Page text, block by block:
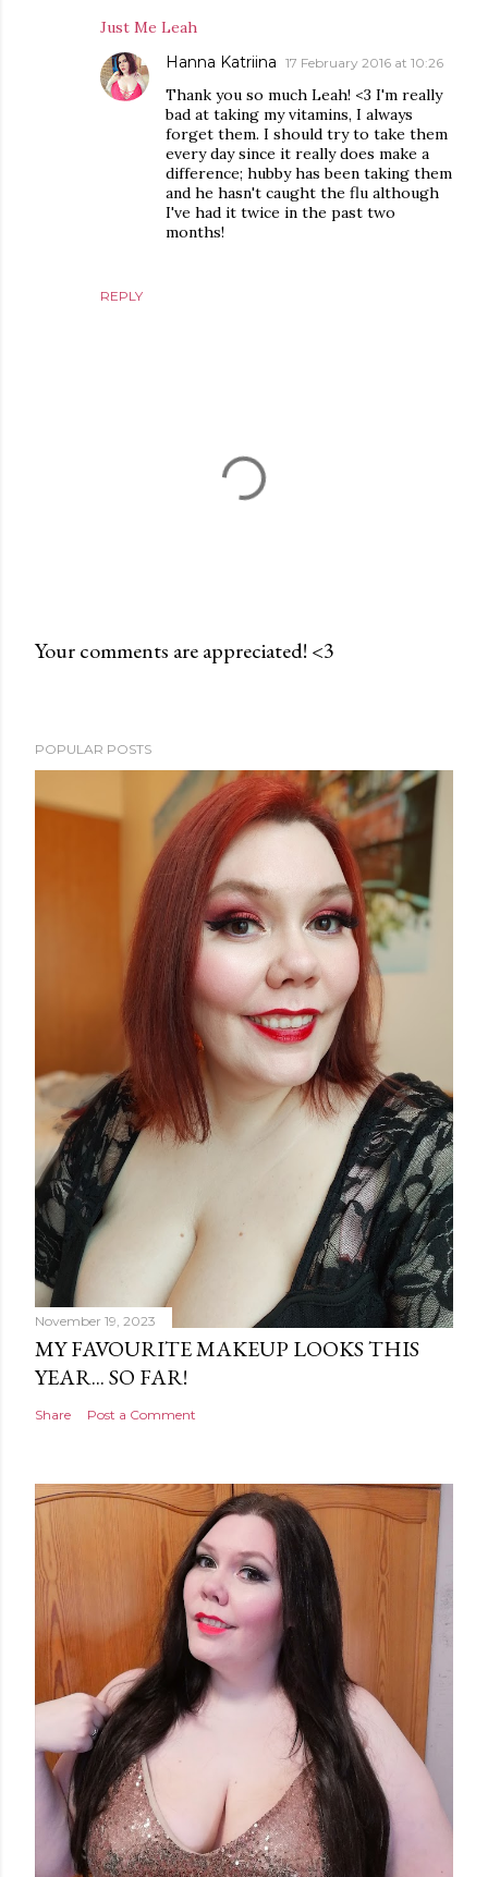
Just Me Leah
REPLY
Hanna Katriina 17 February 2016 at 10:26
Thank you so much Leah! <3 I'm really
bad at taking my vitamins, I always
forget them. I should try to take them
every day since it really does make a
difference; hubby has been taking them
and he hasn't caught the flu although
I've had it twice in the past two
months!
t
a
Your comments are appreciated! <3
POPULAR POSTS
November 19, 2023
MY FAVOURITE MAKEUP LOOKS THIS
YEAR... SO FAR!
Share Post a Comment